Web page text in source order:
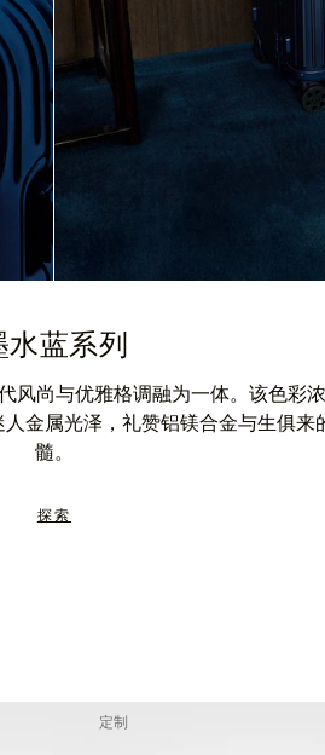
水蓝系列
风尚与优雅格调融为一体。该色彩
金属光泽，礼赞铝镁合金与生俱来
髓。
探索
定制